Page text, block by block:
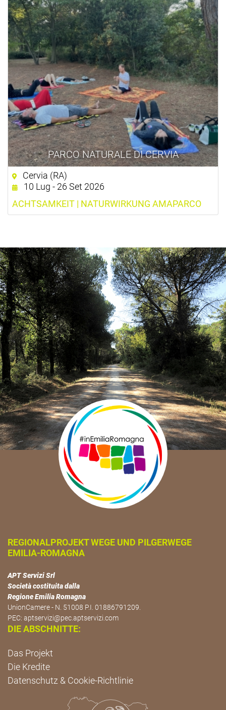
PARCO NATURALE DI CERVIA
Cervia (RA)
10 Lug - 26 Set 2026
ACHTSAMKEIT | NATURWIRKUNG AMAPARCO
REGIONALPROJEKT WEGE UND PILGERWEGE
EMILIA-ROMAGNA
APT Servizi Srl
Società costituita dalla
Regione Emilia Romagna
UnionCamere - N. 51008 P.I. 01886791209.
PEC: aptservizi@pec.aptservizi.com
DIE ABSCHNITTE:
Das Projekt
Die Kredite
Datenschutz & Cookie-Richtlinie